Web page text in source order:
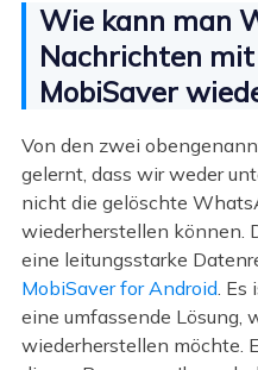
Wie kann man
Nachrichten mit
MobiSaver
Von den zwei
gelernt, dass wir weder
nicht die gelöschte
wiederherstellen können.
eine leitungsstarke
MobiSaver for Android .
eine umfassende Lösung,
wiederherstellen möchte.